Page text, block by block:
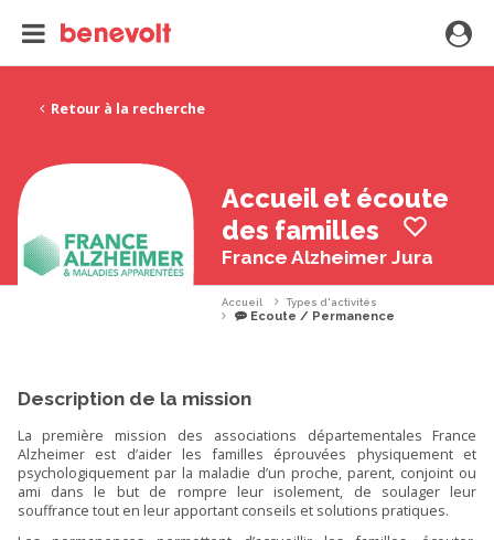
Retour à la recherche
Accueil et écoute
des familles
France Alzheimer Jura
Accueil Types d'activités
Ecoute / Permanence
Description de la mission
La première mission des associations départementales France
Alzheimer est d’aider les familles éprouvées physiquement et
psychologiquement par la maladie d’un proche, parent, conjoint ou
ami dans le but de rompre leur isolement, de soulager leur
souffrance tout en leur apportant conseils et solutions pratiques.